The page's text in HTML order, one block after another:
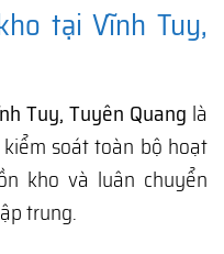
tại Vĩnh Tuy,
Tuy, Tuyên Quang là
soát toàn bộ hoạt
kho và luân chuyển
trung.